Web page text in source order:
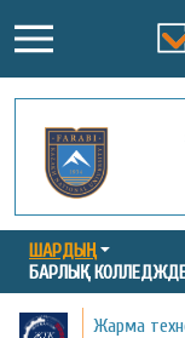
ШАРДЫҢ
БАРЛЫҚ
Жарма